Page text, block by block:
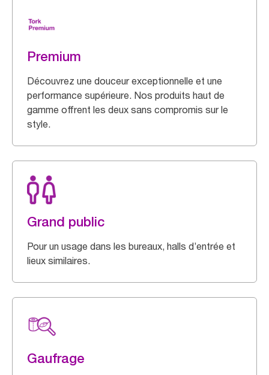
Premium
Découvrez une douceur exceptionnelle et une
performance supérieure. Nos produits haut de
gamme offrent les deux sans compromis sur le
style.
Grand public
Pour un usage dans les bureaux, halls d’entrée et
lieux similaires.
Gaufrage